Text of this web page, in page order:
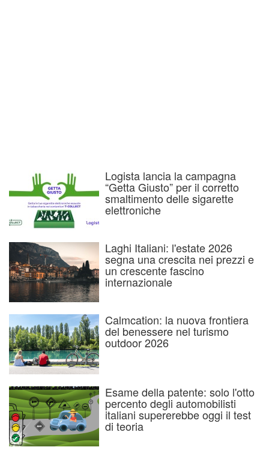
Logista lancia la campagna
“Getta Giusto” per il corretto
smaltimento delle sigarette
elettroniche
Laghi Italiani: l'estate 2026
segna una crescita nei prezzi e
un crescente fascino
internazionale
Calmcation: la nuova frontiera
del benessere nel turismo
outdoor 2026
Esame della patente: solo l'otto
percento degli automobilisti
italiani supererebbe oggi il test
di teoria